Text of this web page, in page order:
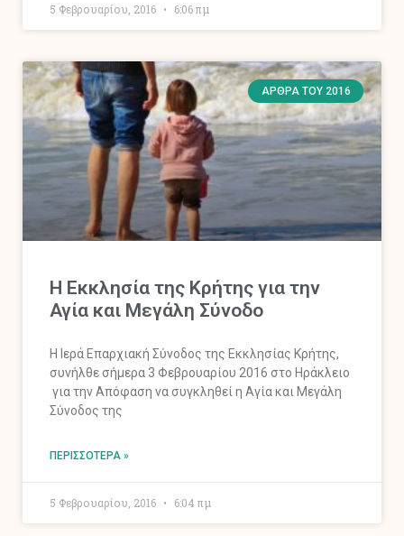
5 Φεβρουαρίου, 2016 6:06 πμ
ΆΡΘΡΑ ΤΟΥ 2016
Η Εκκλησία της Κρήτης για την
Αγία και Μεγάλη Σύνοδο
Η Ιερά Επαρχιακή Σύνοδος της Εκκλησίας Κρήτης,
συνήλθε σήμερα 3 Φεβρουαρίου 2016 στο Ηράκλειο
για την Απόφαση να συγκληθεί η Αγία και Μεγάλη
Σύνοδος της
ΠΕΡΙΣΣΌΤΕΡΑ »
5 Φεβρουαρίου, 2016 6:04 πμ